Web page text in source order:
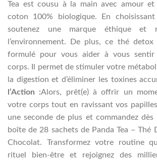
Tea est cousu à la main avec amour et
coton 100% biologique. En
soutenez une marque éthique et
l’environnement. De plus, ce thé detox
formulé pour vous aider à vous
corps. Il permet de stimuler votre
la digestion et d’éliminer les toxines
l’Action :Alors, prêt(e) à offrir un
votre corps tout en ravissant vos
une seconde de plus et commandez
boîte de 28 sachets de Panda Tea – Thé
Chocolat. Transformez votre routine
rituel bien-être et rejoignez des